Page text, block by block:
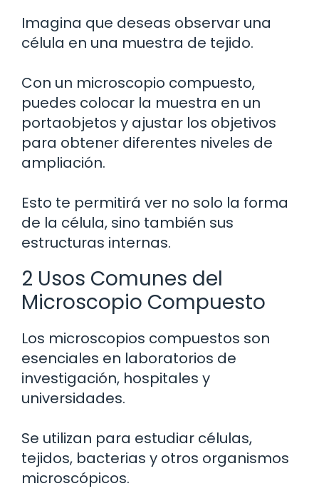
Imagina que deseas observar una
célula en una muestra de tejido.
Con un microscopio compuesto,
puedes colocar la muestra en un
portaobjetos y ajustar los objetivos
para obtener diferentes niveles de
ampliación.
Esto te permitirá ver no solo la forma
de la célula, sino también sus
estructuras internas.
2 Usos Comunes del
Microscopio Compuesto
Los microscopios compuestos son
esenciales en laboratorios de
investigación, hospitales y
universidades.
Se utilizan para estudiar células,
tejidos, bacterias y otros organismos
microscópicos.